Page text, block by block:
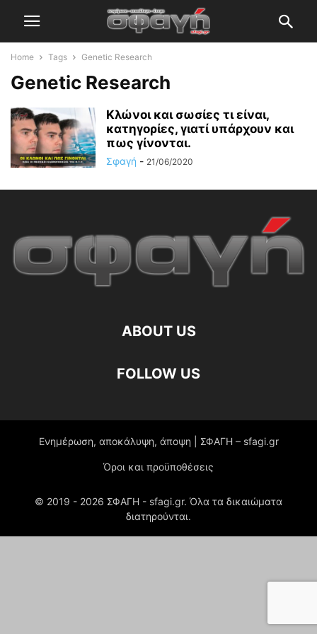
Home Tags Genetic Research
Genetic Research
Κλώνοι και σωσίες τι είναι,
κατηγορίες, γιατί υπάρχουν και
πως γίνονται.
Σφαγή - 21/06/2020
ABOUT US
FOLLOW US
Ενημέρωση, αποκάλυψη, άποψη | ΣΦΑΓΗ – sfagi.gr
Όροι και προϋποθέσεις
© 2019 - 2026 ΣΦΑΓΗ - sfagi.gr. Όλα τα δικαιώματα
διατηρούνται.